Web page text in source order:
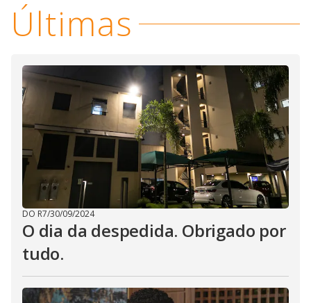
Últimas
DO R7/30/09/2024
O dia da despedida. Obrigado por
tudo.